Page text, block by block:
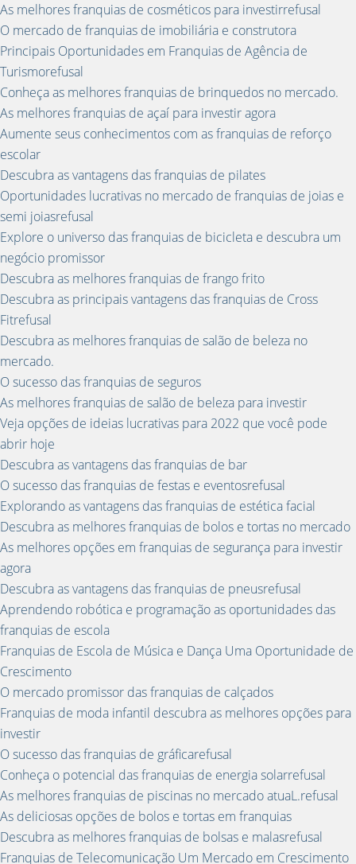
As melhores franquias de cosméticos para investirrefusal
O mercado de franquias de imobiliária e construtora
Principais Oportunidades em Franquias de Agência de
Turismorefusal
Conheça as melhores franquias de brinquedos no mercado.
As melhores franquias de açaí para investir agora
Aumente seus conhecimentos com as franquias de reforço
escolar
Descubra as vantagens das franquias de pilates
Oportunidades lucrativas no mercado de franquias de joias e
semi joiasrefusal
Explore o universo das franquias de bicicleta e descubra um
negócio promissor
Descubra as melhores franquias de frango frito
Descubra as principais vantagens das franquias de Cross
Fitrefusal
Descubra as melhores franquias de salão de beleza no
mercado.
O sucesso das franquias de seguros
As melhores franquias de salão de beleza para investir
Veja opções de ideias lucrativas para 2022 que você pode
abrir hoje
Descubra as vantagens das franquias de bar
O sucesso das franquias de festas e eventosrefusal
Explorando as vantagens das franquias de estética facial
Descubra as melhores franquias de bolos e tortas no mercado
As melhores opções em franquias de segurança para investir
agora
Descubra as vantagens das franquias de pneusrefusal
Aprendendo robótica e programação as oportunidades das
franquias de escola
Franquias de Escola de Música e Dança Uma Oportunidade de
Crescimento
O mercado promissor das franquias de calçados
Franquias de moda infantil descubra as melhores opções para
investir
O sucesso das franquias de gráficarefusal
Conheça o potencial das franquias de energia solarrefusal
As melhores franquias de piscinas no mercado atuaL.refusal
As deliciosas opções de bolos e tortas em franquias
Descubra as melhores franquias de bolsas e malasrefusal
Franquias de Telecomunicação Um Mercado em Crescimento